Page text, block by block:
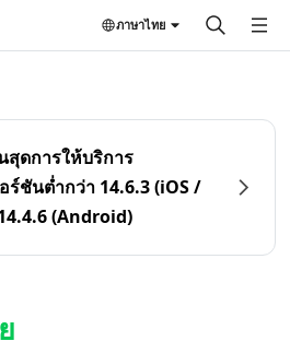
ภาษาไทย
สุดการให้บริการ
ร์ชันต่ำกว่า 14.6.3 (iOS /
(Android)